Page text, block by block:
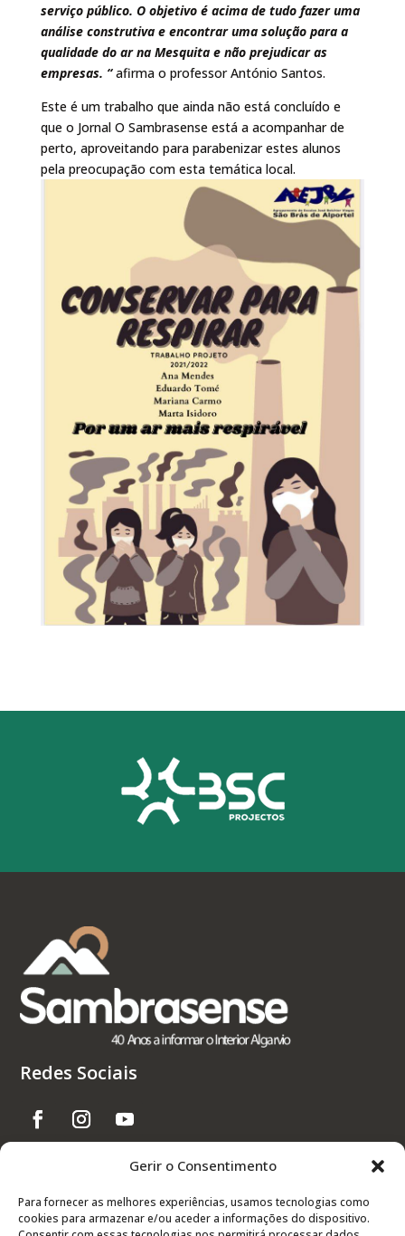
Gerir o Consentimento
Para fornecer as melhores experiências, usamos tecnologias como
cookies para armazenar e/ou aceder a informações do dispositivo.
serviço público. O objetivo é acima de tudo fazer uma
análise construtiva e encontrar uma solução para a
qualidade do ar na Mesquita e não prejudicar as
empresas. “afirma o professor António Santos.
Este é um trabalho que ainda não está concluído e
que o Jornal O Sambrasense está a acompanhar de
perto, aproveitando para parabenizar estes alunos
pela preocupação com esta temática local.
Redes Sociais
Contactos